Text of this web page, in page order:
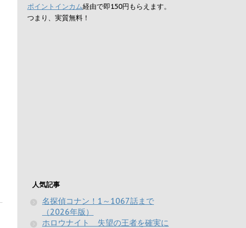
ポイントインカム経由で即150円もらえます。
つまり、実質無料！
人気記事
名探偵コナン！1～1067話まで
（2026年版）
ホロウナイト 失望の王者を確実に